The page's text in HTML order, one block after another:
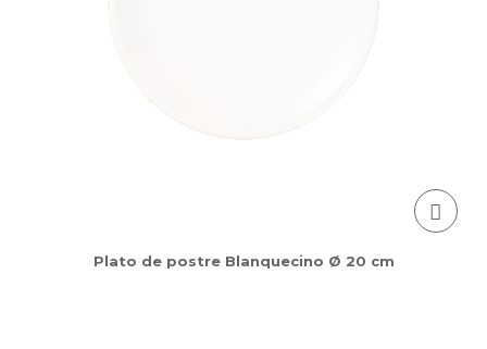
Plato de postre Blanquecino Ø 20 cm